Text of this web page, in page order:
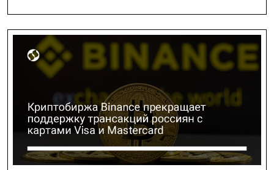
год
—
новости
Украины,